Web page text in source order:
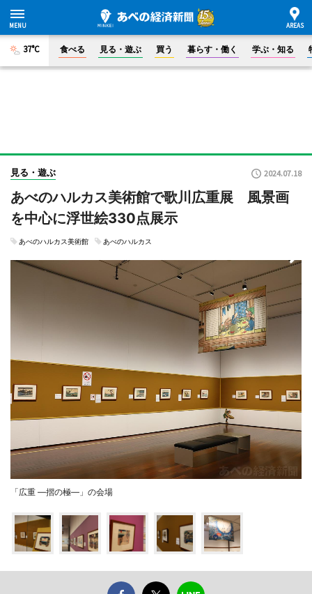
37°C 食べる 見る・遊ぶ 買う 暮らす・働く 学ぶ・知る
見る・遊ぶ 2024.07.18
あべのハルカス美術館で歌川広重展 風景画
を中心に浮世絵330点展示
あべのハルカス美術館 あべのハルカス
「広重 ―摺の極―」の会場